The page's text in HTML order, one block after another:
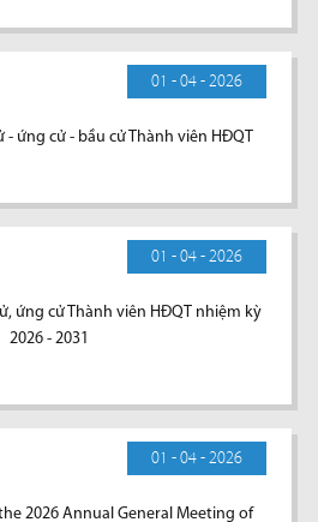
01 - 04 - 2026
- ứng cử - bầu cử Thành viên HĐQT
01 - 04 - 2026
ứng cử Thành viên HĐQT nhiệm kỳ
2026 - 2031
01 - 04 - 2026
2026 Annual General Meeting of